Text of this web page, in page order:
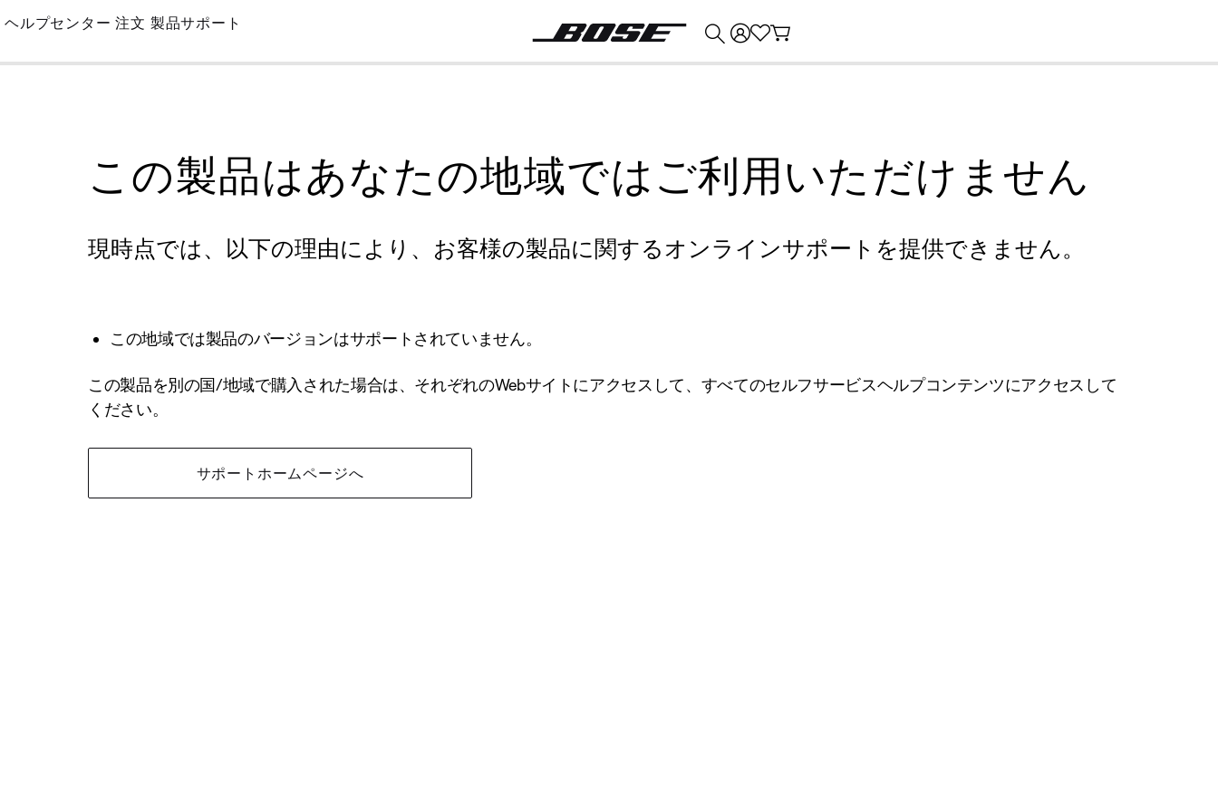
Skip
Main
ヘルプセンター 注文 製品サポート
この製品はあなたの地域ではご利用いただけません
現時点では、以下の理由により、お客様の製品に関するオンラインサポートを提供できません。
この地域では製品のバージョンはサポートされていません。
この製品を別の国/地域で購入された場合は、それぞれのWebサイトにアクセスして、すべてのセルフサービスヘルプコンテンツにアクセスして
ください。
サポートホームページへ